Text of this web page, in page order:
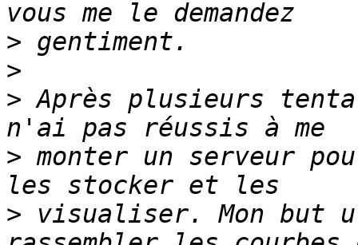
>
>
> Après plusieurs
> monter un serveur
> visualiser. Mon but